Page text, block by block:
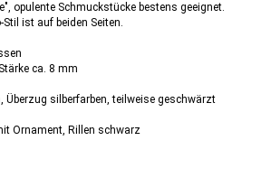
opulente Schmuckstücke bestens geeignet.
ist auf beiden Seiten.
ca. 8 mm
Überzug silberfarben, teilweise geschwärzt
Ornament, Rillen schwarz